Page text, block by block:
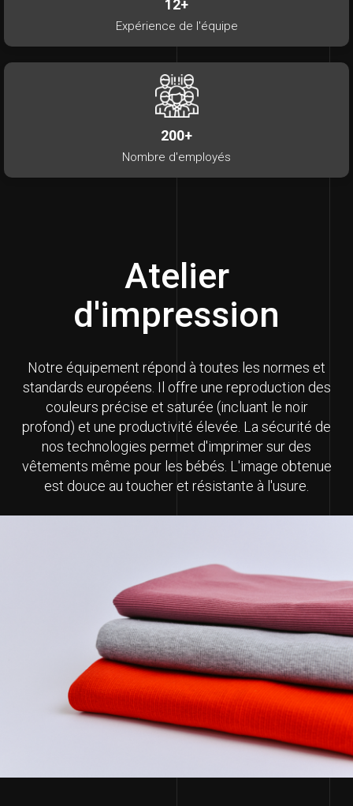
12+
Expérience de l'équipe
200+
Nombre d'employés
Atelier
d'impression
Notre équipement répond à toutes les normes et
standards européens. Il offre une reproduction des
couleurs précise et saturée (incluant le noir
profond) et une productivité élevée. La sécurité de
nos technologies permet d'imprimer sur des
vêtements même pour les bébés. L'image obtenue
est douce au toucher et résistante à l'usure.